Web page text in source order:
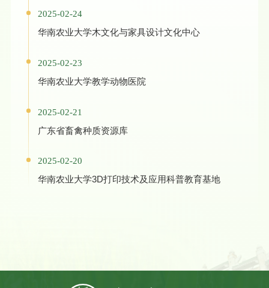
2025-02-24
华南农业大学木文化与家具设计文化中心
2025-02-23
华南农业大学教学动物医院
2025-02-21
广东省畜禽种质资源库
2025-02-20
华南农业大学3D打印技术及应用科普教育基地